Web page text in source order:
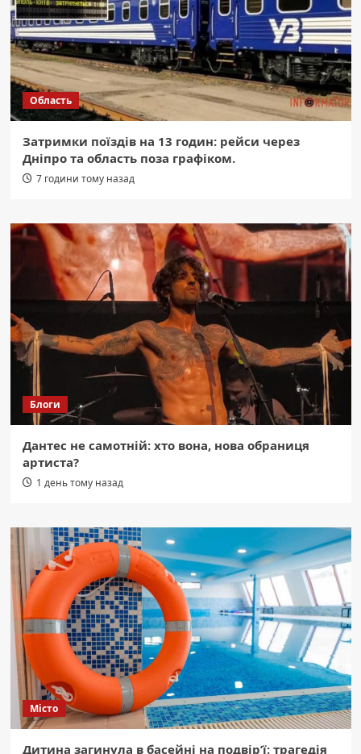
Область
Затримки поїздів на 13 годин: рейси через
Дніпро та область поза графіком.
7 години тому назад
Блоги
Дантес не самотній: хто вона, нова обраниця
артиста?
1 день тому назад
Місто
Дитина загинула в басейні на подвір’ї: трагедія